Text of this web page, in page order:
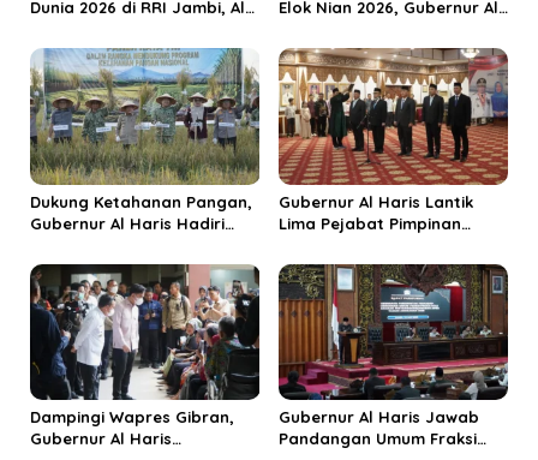
Dunia 2026 di RRI Jambi, Al
Ekonomi Rakyat
Elok Nian 2026, Gubernur Al
Jadi Destinasi Wisata
Budaya Unggulan
Dukung Ketahanan Pangan,
Gubernur Al Haris Hadiri
Kabupaten Tanjungjabung
Timur
Gubernur Al Haris Lantik
Lima Pejabat Pimpinan
Penguatan Kinerja dan
Integritas
Dampingi Wapres Gibran,
Gubernur Al Haris
Gubernur Al Haris Jawab
Pandangan Umum Fraksi